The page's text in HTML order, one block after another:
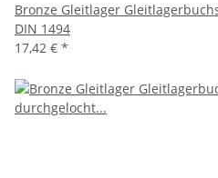
Bronze Gleitlager
DIN 1494
17,42 € *